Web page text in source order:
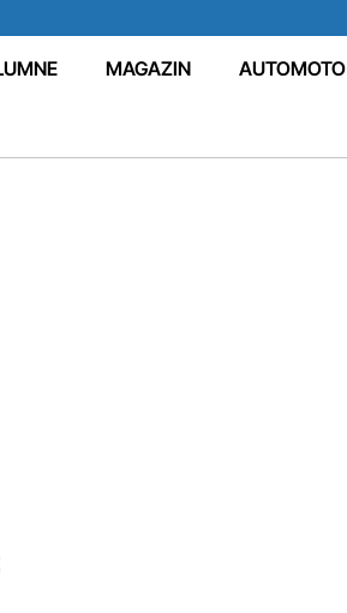
MAGAZIN AUTOMOTO